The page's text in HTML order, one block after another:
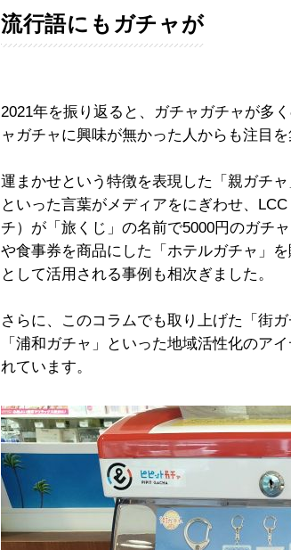
流行語にもガチャが
2021年を振り返ると、ガチャガチャが多
ャガチャに興味が無かった人からも注目を
運まかせという特徴を表現した「親ガチ
といった言葉がメディアをにぎわせ、
チ）が「旅くじ」の名前で5000円のガチ
や食事券を商品にした「ホテルガチャ」
として活用される事例も相次ぎました。
さらに、このコラムでも取り上げた「街
「浦和ガチャ」といった地域活性化のア
れています。